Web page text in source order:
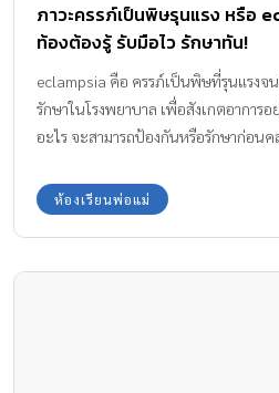
ภาวะครรภ์เป็นพิษรุนแรง หรือ
ท้องต้องรู้ รับมือไว รักษาทัน!
eclampsia คือ ครรภ์เป็นพิษที่รุนแรงจน
รักษาในโรงพยาบาล เพื่อสังเกตอาการ
อะไร จะสามารถป้องกันหรือรักษาก่อน
ยังไม่เป็นที่ทราบแน่ชัด อาจเกิดจากคว
หรือฮอร์โมนต่อมไร้ท่อบางตัวหรือจากก
ทำให้เกิดความผิดปกติของหลอดเลือด
ห้องเรียนพ่อแม่